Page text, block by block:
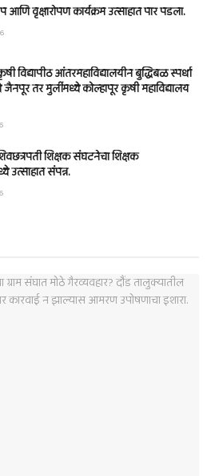
आणि वृक्षारोपण कार्यक्रम उत्साहात पार पडला.
विद्यापीठ आंतरमहाविद्यालयीन बुद्धिबळ स्पर्धा
तर मुलींमध्ये कोल्हापूर कृषी महाविद्यालय
शिवछत्रपती शिक्षक संघटनेचा शिक्षक
उत्साहात संपन्न.